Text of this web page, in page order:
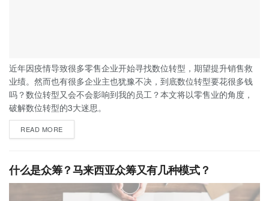
近年因疫情导致很多零售企业开始寻找数位转型，期望提升销售救
业绩。然而也有很多企业主也犹豫不决，到底数位转型要花很多钱
吗？数位转型又会不会影响到我的员工？本文将以零售业的角度，
破解数位转型的3大迷思。
READ MORE
什么是众筹？马来西亚众筹又有几种模式？